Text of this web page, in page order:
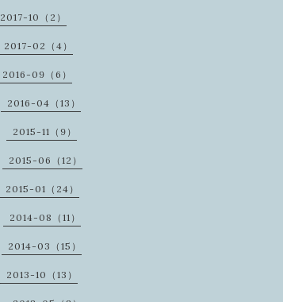
2017-10（2）
2017-02（4）
2016-09（6）
2016-04（13）
2015-11（9）
2015-06（12）
2015-01（24）
2014-08（11）
2014-03（15）
2013-10（13）